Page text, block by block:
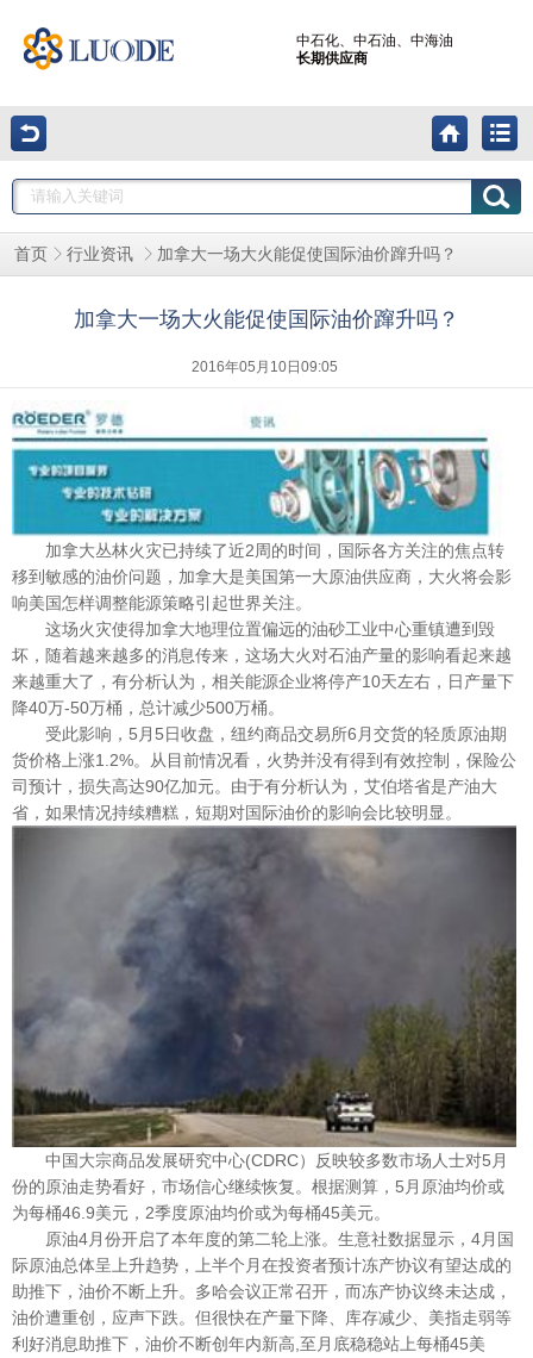
中石化、中石油、中海油
长期供应商
首页 行业资讯 加拿大一场大火能促使国际油价蹿升吗？
加拿大一场大火能促使国际油价蹿升吗？
2016年05月10日09:05
加拿大丛林火灾已持续了近2周的时间，国际各方关注的焦点转
移到敏感的油价问题，加拿大是美国第一大原油供应商，大火将会影
响美国怎样调整能源策略引起世界关注。
这场火灾使得加拿大地理位置偏远的油砂工业中心重镇遭到毁
坏，随着越来越多的消息传来，这场大火对石油产量的影响看起来越
来越重大了，有分析认为，相关能源企业将停产10天左右，日产量下
降40万-50万桶，总计减少500万桶。
受此影响，5月5日收盘，纽约商品交易所6月交货的轻质原油期
货价格上涨1.2%。从目前情况看，火势并没有得到有效控制，保险公
司预计，损失高达90亿加元。由于有分析认为，艾伯塔省是产油大
省，如果情况持续糟糕，短期对国际油价的影响会比较明显。
中国大宗商品发展研究中心(CDRC）反映较多数市场人士对5月
份的原油走势看好，市场信心继续恢复。根据测算，5月原油均价或
为每桶46.9美元，2季度原油均价或为每桶45美元。
原油4月份开启了本年度的第二轮上涨。生意社数据显示，4月国
际原油总体呈上升趋势，上半个月在投资者预计冻产协议有望达成的
助推下，油价不断上升。多哈会议正常召开，而冻产协议终未达成，
油价遭重创，应声下跌。但很快在产量下降、库存减少、美指走弱等
利好消息助推下，油价不断创年内新高,至月底稳稳站上每桶45美